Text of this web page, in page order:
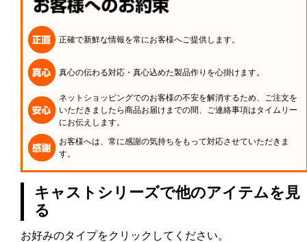
正確で新鮮な情報を常にお客様へご提供します。
真心の伝わる対応・真心込めた製品作りを心掛けます。
ネットショッピングでのお客様の不安を解消するため、ご注文を
いただきましたら商品お届けまでの間、ご連絡事項はタイムリー
にお伝えします。
お客様へは、常に感謝の気持ちをもって対応させていただきま
す。
キャストシリーズで他のアイテムを見
る
お好みのタイプをクリックしてください。